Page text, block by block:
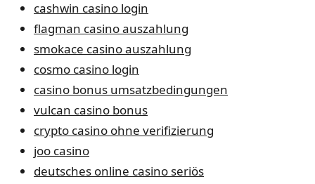
cashwin casino login
flagman casino auszahlung
smokace casino auszahlung
cosmo casino login
casino bonus umsatzbedingungen
vulcan casino bonus
crypto casino ohne verifizierung
joo casino
deutsches online casino seriös